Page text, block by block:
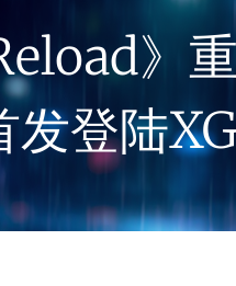
》
发登陆